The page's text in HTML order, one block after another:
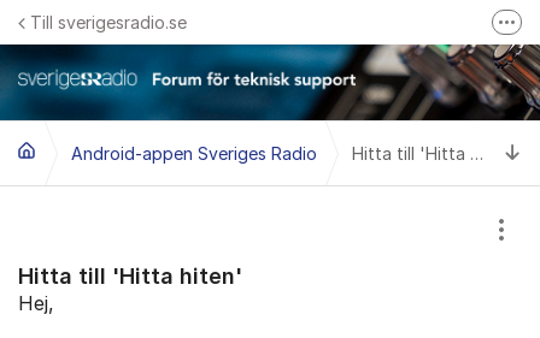
Hoppa till innehåll
Till sverigesradio.se
Frågor & svar om Sveriges Radio
Felanmäl problem med radiomottagning hos Teracom
Android-appen Sveriges Radio Hitta till 'Hitta hiten'
Hitta till 'Hitta hiten'
Hej,